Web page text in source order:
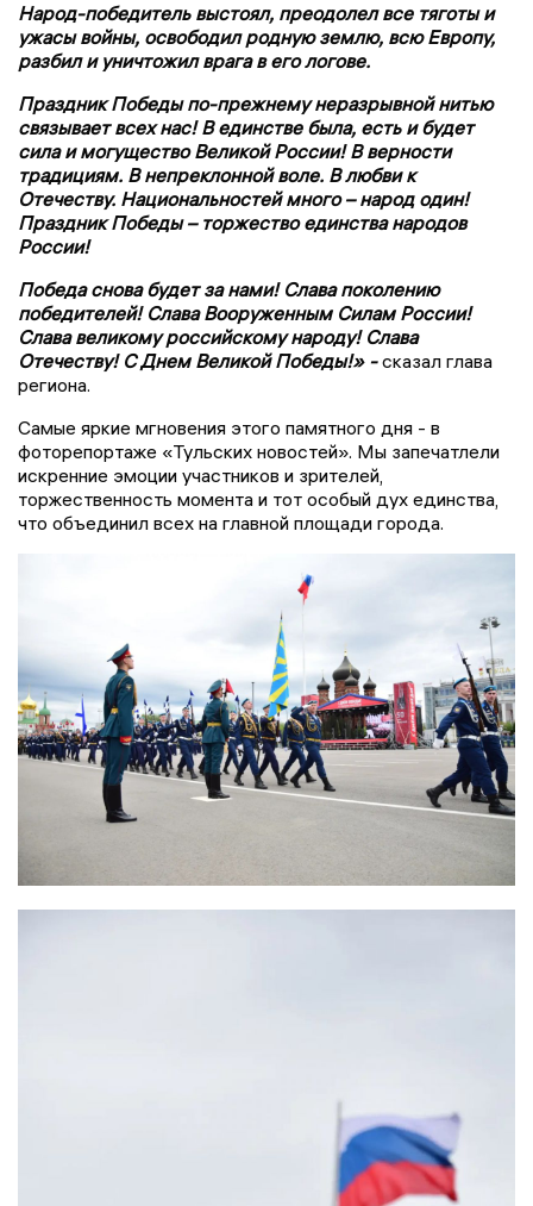
Народ-победитель выстоял, преодолел все тяготы и
ужасы войны, освободил родную землю, всю Европу,
разбил и уничтожил врага в его логове.
Праздник Победы по-прежнему неразрывной нитью
связывает всех нас! В единстве была, есть и будет
сила и могущество Великой России! В верности
традициям. В непреклонной воле. В любви к
Отечеству. Национальностей много – народ один!
Праздник Победы – торжество единства народов
России!
Победа снова будет за нами! Слава поколению
победителей! Слава Вооруженным Силам России!
Слава великому российскому народу! Слава
Отечеству! С Днем Великой Победы!» -сказал глава
региона.
Самые яркие мгновения этого памятного дня - в
фоторепортаже «Тульских новостей». Мы запечатлели
искренние эмоции участников и зрителей,
торжественность момента и тот особый дух единства,
что объединил всех на главной площади города.